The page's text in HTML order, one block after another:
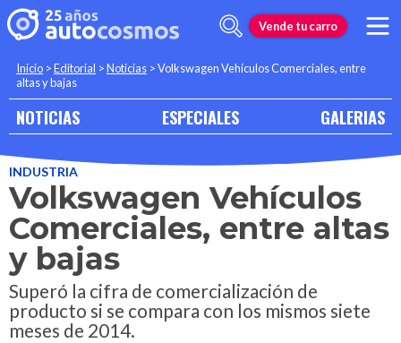
Vende tu carro
Inicio >Editorial >Noticias >Volkswagen Vehículos Comerciales, entre
altas y bajas
NOTICIAS ESPECIALES GALERIAS
INDUSTRIA
Volkswagen Vehículos
Comerciales, entre altas
y bajas
Superó la cifra de comercialización de
producto si se compara con los mismos siete
meses de 2014.